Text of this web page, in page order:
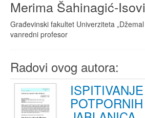
Merima Šahinagić-
Građevinski fakultet Univerziteta
vanredni profesor
Radovi ovog autora: